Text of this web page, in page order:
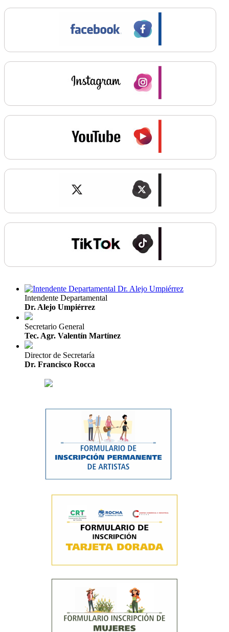
Intendente Departamental
Dr. Alejo Umpiérrez
Secretario General
Tec. Agr. Valentín Martínez
Director de Secretaría
Dr. Francisco Rocca